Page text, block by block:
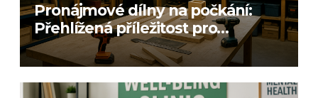
Pronájmové dílny na počkání:
Přehlížená příležitost pro
franšízový model